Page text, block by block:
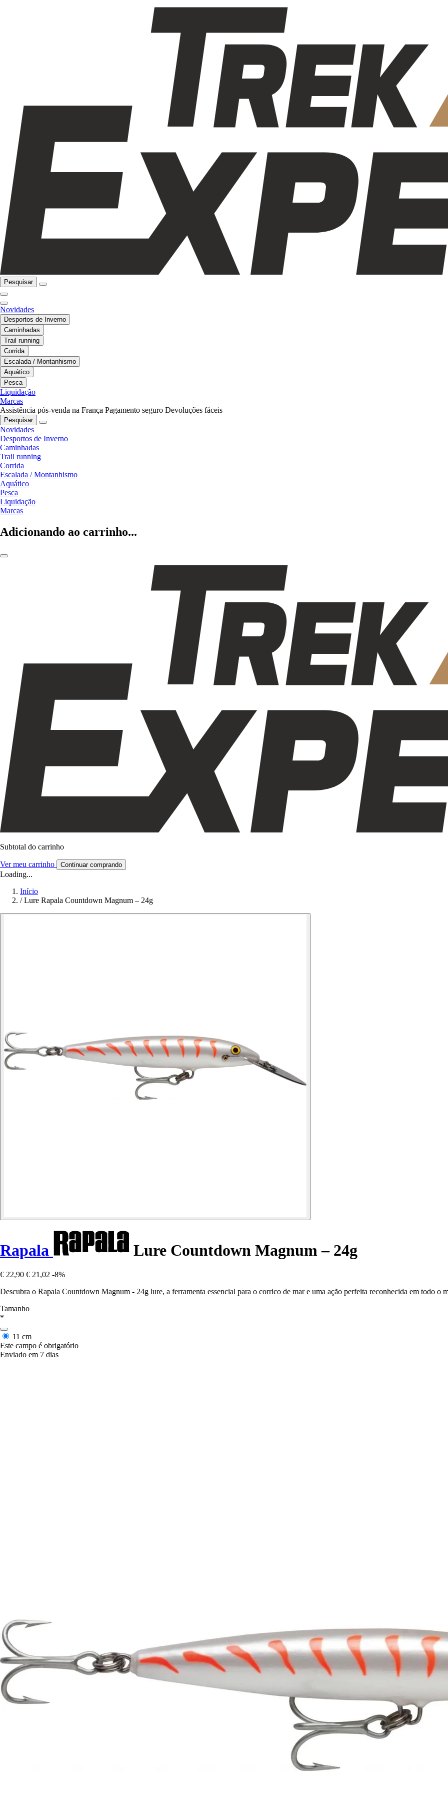
Pesquisar
Novidades
Desportos de Inverno
Caminhadas
Trail running
Corrida
Escalada / Montanhismo
Aquático
Pesca
Liquidação
Marcas
Assistência pós-venda na França Pagamento seguro Devoluções fáceis
Pesquisar
Novidades
Desportos de Inverno
Caminhadas
Trail running
Corrida
Escalada / Montanhismo
Aquático
Pesca
Liquidação
Marcas
Adicionando ao carrinho...
Subtotal do carrinho
Ver meu carrinho Continuar comprando
Loading...
Início
/ Lure Rapala Countdown Magnum – 24g
Rapala Lure Countdown Magnum – 24g
€ 22,90 € 21,02 -8%
Descubra o Rapala Countdown Magnum - 24g lure, a ferramenta essencial para o corrico de mar e uma ação perfeita reconhecida em todo o
Tamanho
*
11 cm
Este campo é obrigatório
Enviado em 7 dias